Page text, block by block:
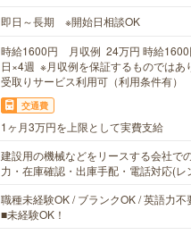
即日～長期 ※開始日相談OK
時給1600円 月収例 24万円 時給1600
日×4週 ※月収例を保証するものではあ
受取りサービス利用可（利用条件有）
交通費
1ヶ月3万円を上限として実費支給
建設用の機械などをリースする会社で
力・在庫確認・出庫手配・電話対応(
職種未経験OK / ブランクOK / 英語力不
■未経験OK！